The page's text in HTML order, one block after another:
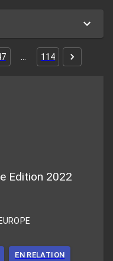
114
Edition 2022
EN RELATION